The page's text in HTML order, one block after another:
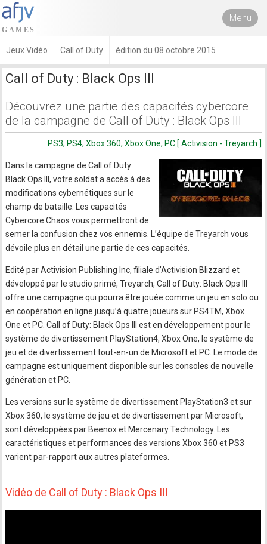
Menu
Jeux Vidéo Call of Duty édition du 08 octobre 2015
Call of Duty : Black Ops III
Découvrez une partie des capacités cybercore
de la campagne de Call of Duty : Black Ops III
PS3, PS4, Xbox 360, Xbox One, PC [ Activision - Treyarch ]
Dans la campagne de Call of Duty:
Black Ops III, votre soldat a accès à des
modifications cybernétiques sur le
champ de bataille. Les capacités
Cybercore Chaos vous permettront de
semer la confusion chez vos ennemis. L’équipe de Treyarch vous
dévoile plus en détail une partie de ces capacités.
Edité par Activision Publishing Inc, filiale d’Activision Blizzard et
développé par le studio primé, Treyarch, Call of Duty: Black Ops III
offre une campagne qui pourra être jouée comme un jeu en solo ou
en coopération en ligne jusqu’à quatre joueurs sur PS4TM, Xbox
One et PC. Call of Duty: Black Ops III est en développement pour le
système de divertissement PlayStation4, Xbox One, le système de
jeu et de divertissement tout-en-un de Microsoft et PC. Le mode de
campagne est uniquement disponible sur les consoles de nouvelle
génération et PC.
Les versions sur le système de divertissement PlayStation3 et sur
Xbox 360, le système de jeu et de divertissement par Microsoft,
sont développées par Beenox et Mercenary Technology. Les
caractéristiques et performances des versions Xbox 360 et PS3
varient par-rapport aux autres plateformes.
Vidéo de Call of Duty : Black Ops III